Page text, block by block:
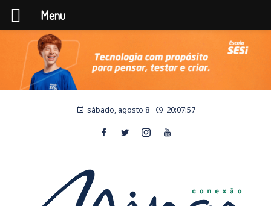
sábado, agosto 8 20:07:58
Menu